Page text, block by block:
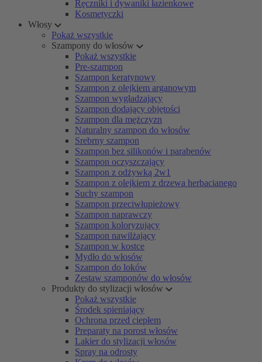
Ręczniki i dywaniki łazienkowe
Kosmetyczki
Włosy
Pokaż wszystkie
Szampony do włosów
Pokaż wszystkie
Pre-szampon
Szampon keratynowy
Szampon z olejkiem arganowym
Szampon wygładzający
Szampon dodający objętości
Szampon dla mężczyzn
Naturalny szampon do włosów
Srebrny szampon
Szampon bez silikonów i parabenów
Szampon oczyszczający
Szampon z odżywką 2w1
Szampon z olejkiem z drzewa herbacianego
Suchy szampon
Szampon przeciwłupieżowy
Szampon naprawczy
Szampon koloryzujący
Szampon nawilżający
Szampon w kostce
Mydło do włosów
Szampon do loków
Zestaw szamponów do włosów
Produkty do stylizacji włosów
Pokaż wszystkie
Środek spieniający
Ochrona przed ciepłem
Preparaty na porost włosów
Lakier do stylizacji włosów
Spray na odrosty